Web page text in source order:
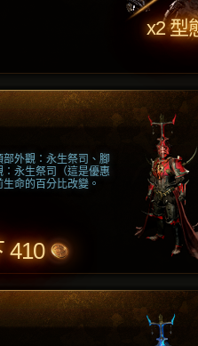
x2 型
外觀：永生祭司、腳
永生祭司（這是優惠
命的百分比改變。
410